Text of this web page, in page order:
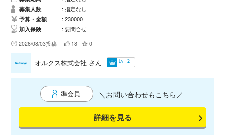
問などもお気軽にご連絡ください。 よろしくお願いいたしま
す。
（天吊り金具などの取付け） ・電源及びスピーカーなどの配線
（ブレーカー増設作業もあり） ・通信機器、STB等の接続およ
び初期設定 ・施工前後の写真撮影、完了報告 ・既存防犯カメラ
の移設対応 ■現場 コンビニエンスストア各店舗 ■募集対象 ・４
名以上で施工対応できる事業者様 ・電気工事、通信工事、弱電
工事、ディスプレイ設置などの経験がある方 ・脚立や電動工具
など、施工に必要な工具を用意できる方 ・現場でのマナー、身
だしなみ、報告・連絡・相談を徹底できる方 ・施工写真や完了
報告を指定の方法で提出できる方 ・長期的にお付き合いいただ
ける法人様または個人事業主様 ■歓迎する経験・資格 ・第一種
または第二種電気工事士 ・電気工事業、電気通信工事業の経験
・デジタルサイネージ、設置経験のある方 ・コンビニエンスス
募集人数
指定なし
予算・金額
230000
加入保険
要問合せ
2026/08/03投稿 18 0
準会員 ＼お問い合わせもこちら／
詳細を見る
オルクス株式会社 さん Lv 2